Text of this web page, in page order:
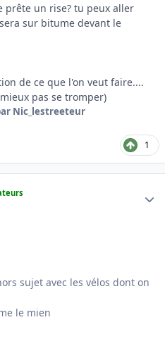
prête un rise? tu peux aller
sur bitume devant le
de ce que l'on veut faire....
pas se tromper)
Nic_lestreeteur
1
sujet avec les vélos dont on
le mien